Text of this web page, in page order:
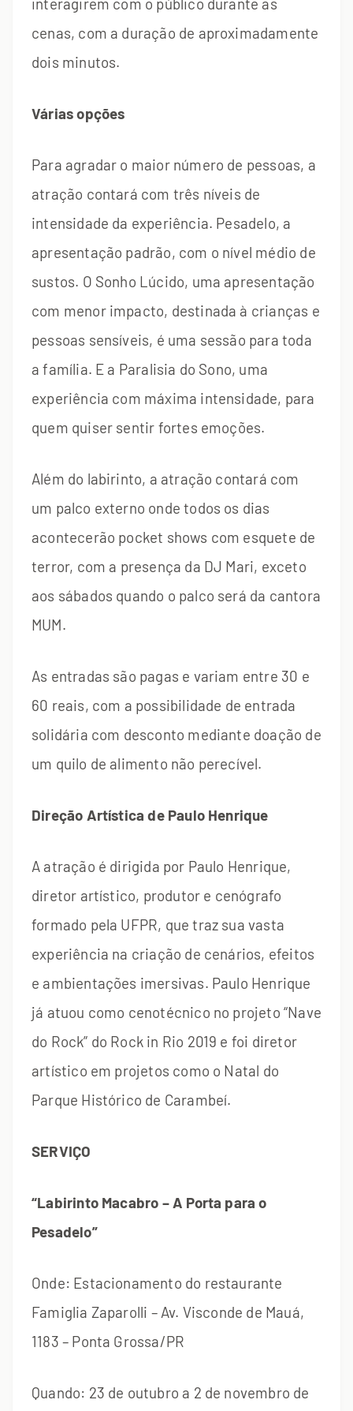
cenas, com a duração de aproximadamente
dois minutos.
Várias opções
Para agradar o maior número de pessoas, a
atração contará com três níveis de
intensidade da experiência. Pesadelo, a
apresentação padrão, com o nível médio de
sustos. O Sonho Lúcido, uma apresentação
com menor impacto, destinada à crianças e
pessoas sensíveis, é uma sessão para toda
a família. E a Paralisia do Sono, uma
experiência com máxima intensidade, para
quem quiser sentir fortes emoções.
Além do labirinto, a atração contará com
um palco externo onde todos os dias
acontecerão pocket shows com esquete de
terror, com a presença da DJ Mari, exceto
aos sábados quando o palco será da cantora
MUM.
As entradas são pagas e variam entre 30 e
60 reais, com a possibilidade de entrada
solidária com desconto mediante doação de
um quilo de alimento não perecível.
Direção Artística de Paulo Henrique
A atração é dirigida por Paulo Henrique,
diretor artístico, produtor e cenógrafo
formado pela UFPR, que traz sua vasta
experiência na criação de cenários, efeitos
e ambientações imersivas. Paulo Henrique
já atuou como cenotécnico no projeto “Nave
do Rock” do Rock in Rio 2019 e foi diretor
artístico em projetos como o Natal do
Parque Histórico de Carambeí.
SERVIÇO
“Labirinto Macabro – A Porta para o
Pesadelo”
Onde: Estacionamento do restaurante
Famiglia Zaparolli – Av. Visconde de Mauá,
1183 – Ponta Grossa/PR
Quando: 23 de outubro a 2 de novembro de